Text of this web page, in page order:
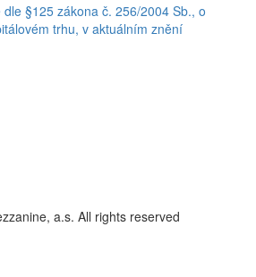
§125 zákona č. 256/2004 Sb., o
trhu, v aktuálním znění
a.s. All rights reserved